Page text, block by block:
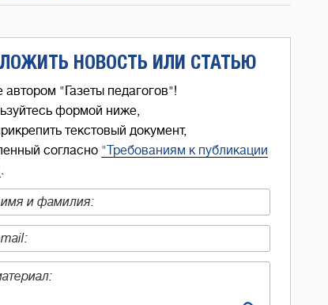
НОВОСТЬ ИЛИ СТАТЬЮ
автором "Газеты педагогов"!
формой ниже,
текстовый документ,
согласно "Требованиям к публикации
.